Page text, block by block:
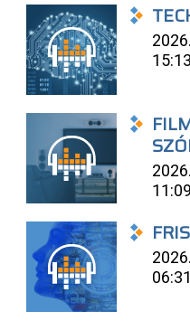
15:13
11:09
06:31